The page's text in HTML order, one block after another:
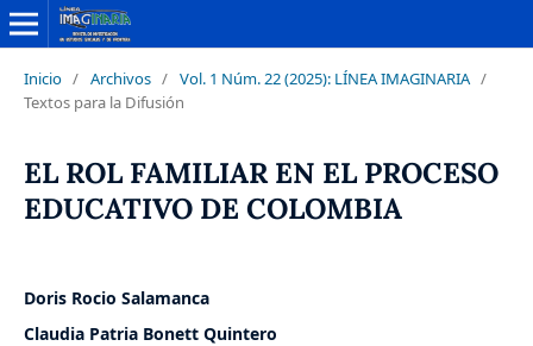
Inicio / Archivos / Vol. 1 Núm. 22 (2025): LÍNEA IMAGINARIA /
Textos para la Difusión
EL ROL FAMILIAR EN EL PROCESO
EDUCATIVO DE COLOMBIA
Doris Rocio Salamanca
Claudia Patria Bonett Quintero